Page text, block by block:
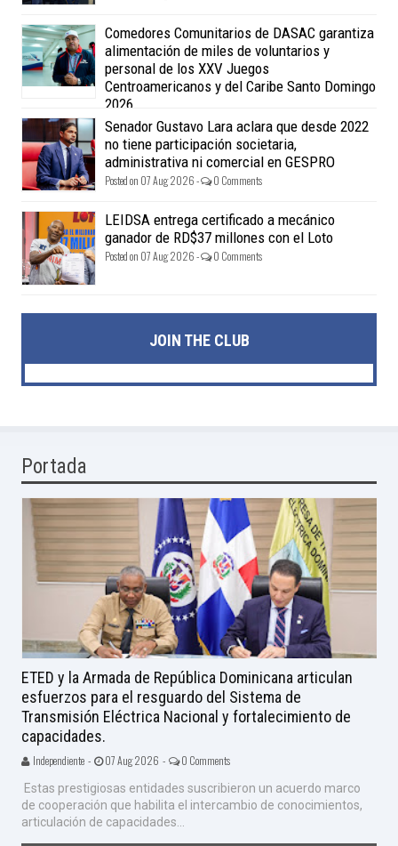
Comedores Comunitarios de DASAC garantiza
alimentación de miles de voluntarios y
personal de los XXV Juegos
Centroamericanos y del Caribe Santo Domingo
2026
Posted on 07 Aug 2026 - 0 Comments
Senador Gustavo Lara aclara que desde 2022
no tiene participación societaria,
administrativa ni comercial en GESPRO
Posted on 07 Aug 2026 - 0 Comments
LEIDSA entrega certificado a mecánico
ganador de RD$37 millones con el Loto
Posted on 07 Aug 2026 - 0 Comments
JOIN THE CLUB
Portada
ETED y la Armada de República Dominicana articulan
esfuerzos para el resguardo del Sistema de
Transmisión Eléctrica Nacional y fortalecimiento de
capacidades.
Independiente - 07 Aug 2026 - 0 Comments
Estas prestigiosas entidades suscribieron un acuerdo marco
de cooperación que habilita el intercambio de conocimientos,
articulación de capacidades...